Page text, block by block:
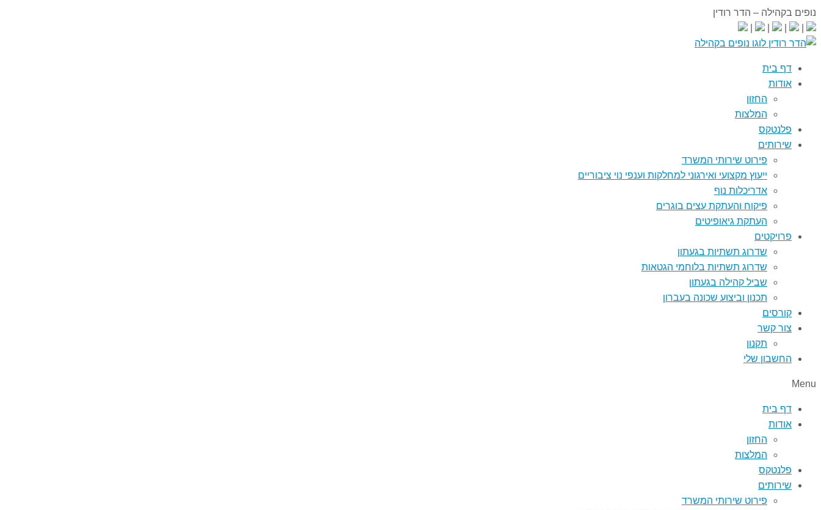
נופים בקהילה – הדר רודין
דף בית
אודות
החזון
המלצות
פלנטקס
שירותים
פירוט שירותי המשרד
ייעוץ מקצועי ואירגוני למחלקות וענפי נוי ציבוריים
אדריכלות נוף
פיקוח והעתקת עצים בוגרים
העתקת גיאופיטים
פרויקטים
שדרוג תשתיות בגעתון
שדרוג תשתיות בלוחמי הגטאות
שביל קהילה בגעתון
תכנון וביצוע שכונה בעברון
קורסים
צור קשר
תקנון
החשבון שלי
Menu
דף בית
אודות
החזון
המלצות
פלנטקס
שירותים
פירוט שירותי המשרד